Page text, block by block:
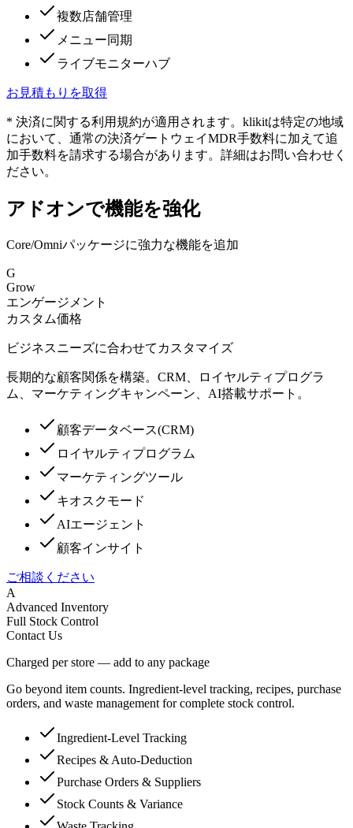
複数店舗管理
メニュー同期
ライブモニターハブ
お見積もりを取得
* 決済に関する利用規約が適用されます。klikitは特定の地域
において、通常の決済ゲートウェイMDR手数料に加えて追
加手数料を請求する場合があります。詳細はお問い合わせく
ださい。
アドオンで機能を強化
Core/Omniパッケージに強力な機能を追加
G
Grow
エンゲージメント
カスタム価格
ビジネスニーズに合わせてカスタマイズ
長期的な顧客関係を構築。CRM、ロイヤルティプログラ
ム、マーケティングキャンペーン、AI搭載サポート。
顧客データベース(CRM)
ロイヤルティプログラム
マーケティングツール
キオスクモード
AIエージェント
顧客インサイト
ご相談ください
A
Advanced Inventory
Full Stock Control
Contact Us
Charged per store — add to any package
Go beyond item counts. Ingredient-level tracking, recipes, purchase
orders, and waste management for complete stock control.
Ingredient-Level Tracking
Recipes & Auto-Deduction
Purchase Orders & Suppliers
Stock Counts & Variance